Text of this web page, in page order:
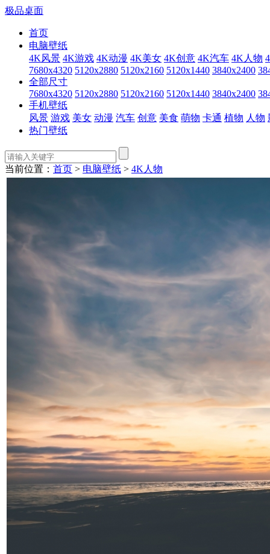
极品桌面
首页
电脑壁纸
4K风景 4K游戏 4K动漫 4K美女 4K创意 4K汽车 4K人物
7680x4320 5120x2880 5120x2160 5120x1440 3840x2400
全部尺寸
7680x4320 5120x2880 5120x2160 5120x1440 3840x2400
手机壁纸
风景 游戏 美女 动漫 汽车 创意 美食 萌物 卡通 植物 人物
热门壁纸
当前位置： 首页 > 电脑壁纸 > 4K人物